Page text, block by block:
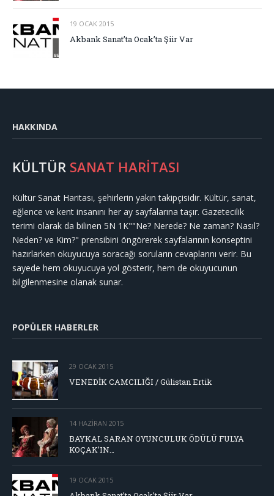
19 OCAK 2015
Akbank Sanat’ta Ocak’ta Şiir Var
HAKKINDA
KÜLTÜR SANAT HARİTASI
Kültür Sanat Haritası, şehirlerin yakın takipçisidir. Kültür, sanat,
eğlence ve kent insanını her ay sayfalarına taşır. Gazetecilik
terimi olarak da bilinen 5N 1K""Ne? Nerede? Ne zaman? Nasıl?
Neden? ve Kim?" prensibini öngörerek sayfalarının konseptini
hazırlarken okuyucuya soracağı soruların cevaplarını verir. Bu
sayede hem okuyucuya yol gösterir, hem de okuyucunun
bilgilenmesine olanak sunar.
POPÜLER HABERLER
29 OCAK 2015
VENEDİK CAMCILIĞI / Gülistan Ertik
14 HAZIRAN 2015
BAYKAL SARAN OYUNCULUK ÖDÜLÜ FULYA
KOÇAK’IN…
19 OCAK 2015